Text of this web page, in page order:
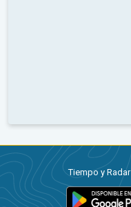
Tiempo y